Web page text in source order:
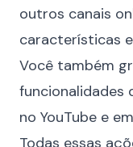
outros canais
características
Você também
funcionalidades
no YouTube e
Todas essas